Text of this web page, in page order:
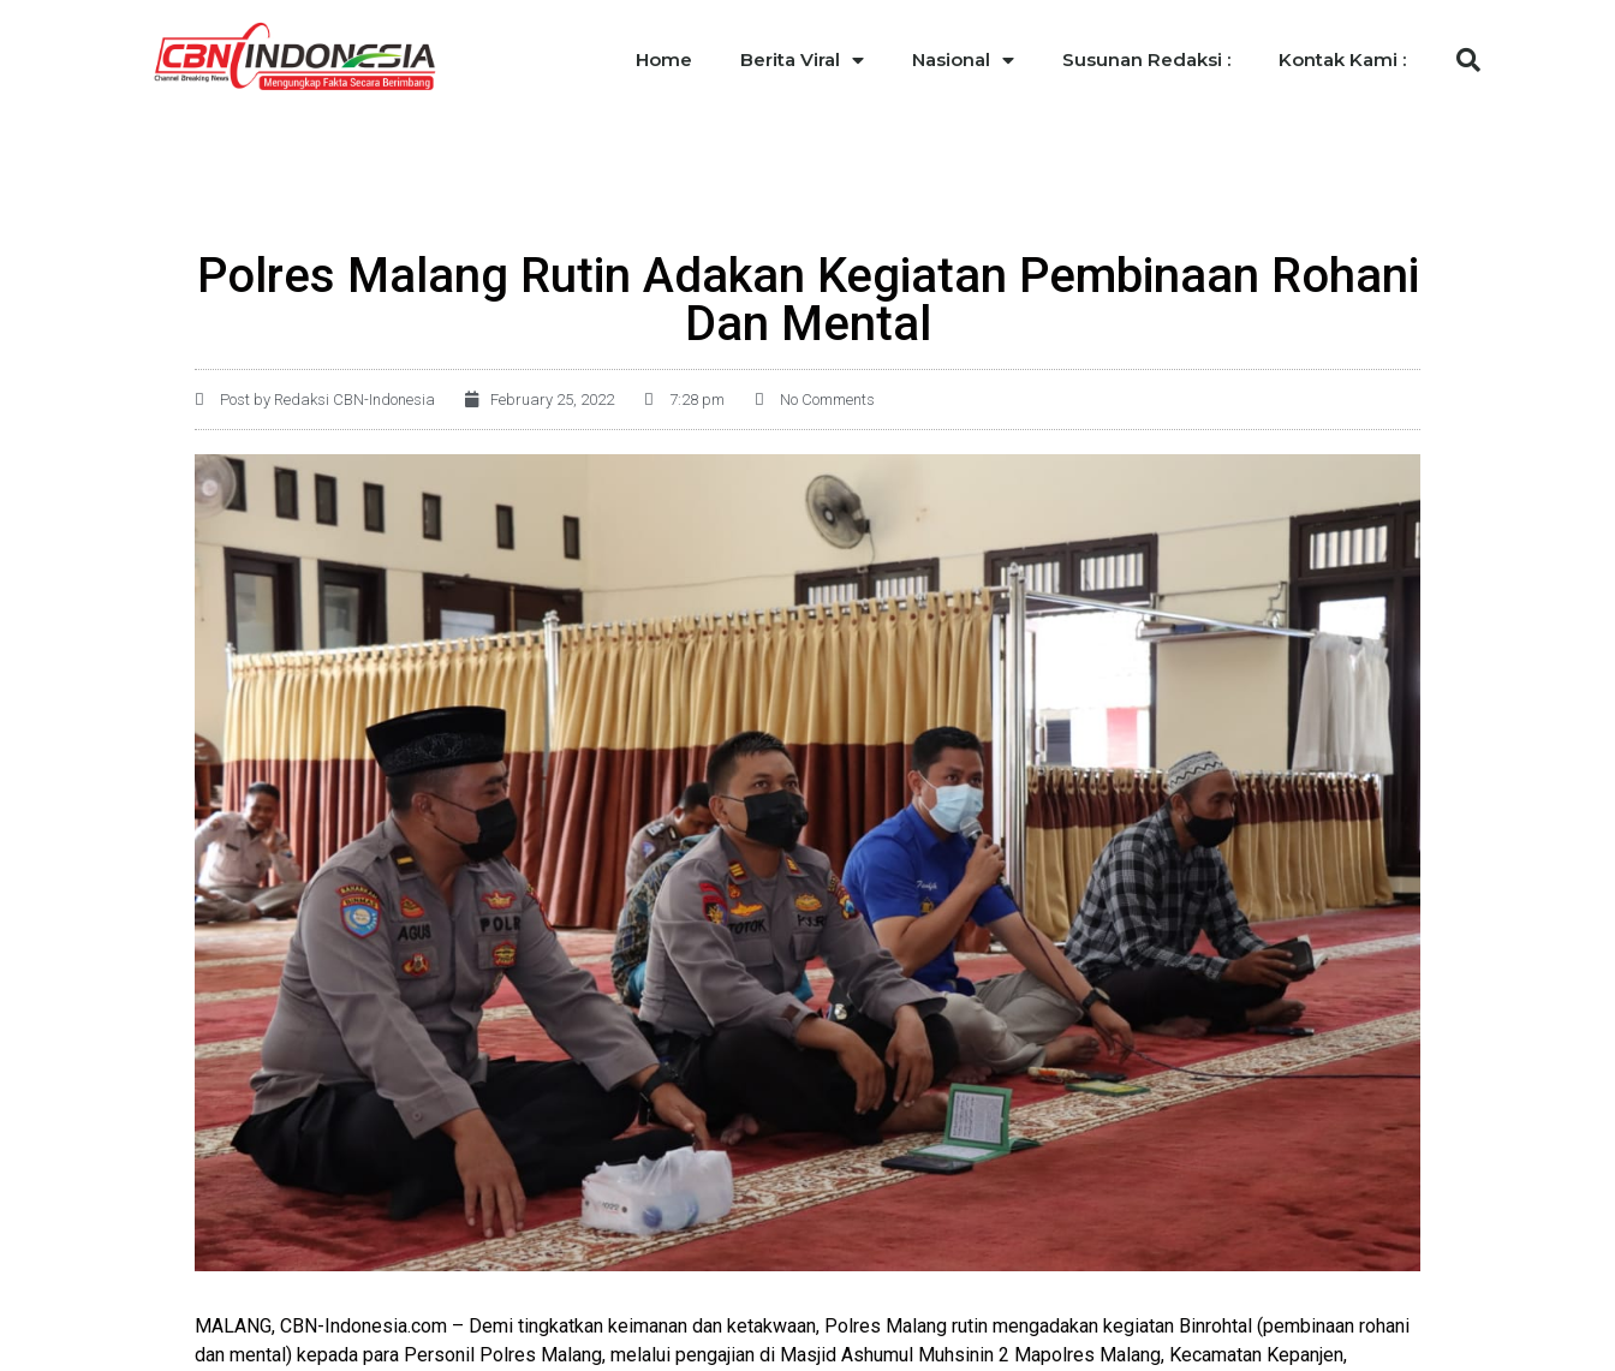
Home Berita Viral Nasional Susunan Redaksi : Kontak Kami :
Polres Malang Rutin Adakan Kegiatan Pembinaan Rohani
Dan Mental
Post by Redaksi CBN-Indonesia February 25, 2022 7:28 pm No Comments
MALANG, CBN-Indonesia.com – Demi tingkatkan keimanan dan ketakwaan, Polres Malang rutin mengadakan kegiatan Binrohtal (pembinaan rohani
dan mental) kepada para Personil Polres Malang, melalui pengajian di Masjid Ashumul Muhsinin 2 Mapolres Malang, Kecamatan Kepanjen,